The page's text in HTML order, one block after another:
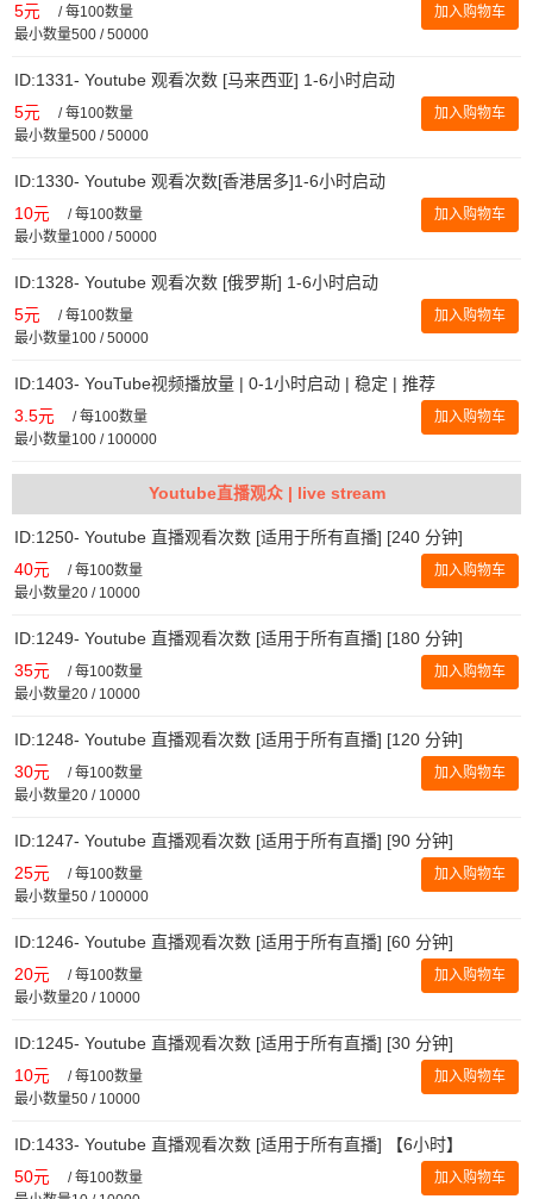
5元 /每100数量
最小数量500 / 50000
加入购物车
ID:1331- Youtube 观看次数 [马来西亚] 1-6小时启动
5元 /每100数量
最小数量500 / 50000
加入购物车
ID:1330- Youtube 观看次数[香港居多]1-6小时启动
10元 /每100数量
最小数量1000 / 50000
加入购物车
ID:1328- Youtube 观看次数 [俄罗斯] 1-6小时启动
5元 /每100数量
最小数量100 / 50000
加入购物车
ID:1403- YouTube视频播放量 | 0-1小时启动 | 稳定 | 推荐
3.5元 /每100数量
最小数量100 / 100000
加入购物车
Youtube直播观众 | live stream
ID:1250- Youtube 直播观看次数 [适用于所有直播] [240 分钟]
40元 /每100数量
最小数量20 / 10000
加入购物车
ID:1249- Youtube 直播观看次数 [适用于所有直播] [180 分钟]
35元 /每100数量
最小数量20 / 10000
加入购物车
ID:1248- Youtube 直播观看次数 [适用于所有直播] [120 分钟]
30元 /每100数量
最小数量20 / 10000
加入购物车
ID:1247- Youtube 直播观看次数 [适用于所有直播] [90 分钟]
25元 /每100数量
最小数量50 / 100000
加入购物车
ID:1246- Youtube 直播观看次数 [适用于所有直播] [60 分钟]
20元 /每100数量
最小数量20 / 10000
加入购物车
ID:1245- Youtube 直播观看次数 [适用于所有直播] [30 分钟]
10元 /每100数量
最小数量50 / 10000
加入购物车
ID:1433- Youtube 直播观看次数 [适用于所有直播] 【6小时】
50元 /每100数量
加入购物车